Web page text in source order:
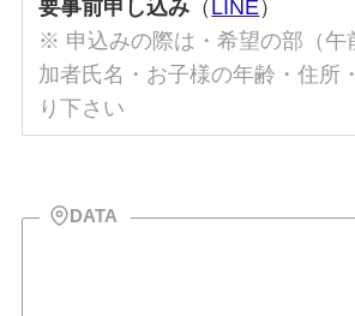
要事前申し込み （ LINE ）
※ 申込みの際は・希望の部（午
加者氏名・お子様の年齢・住所
り下さい
DATA